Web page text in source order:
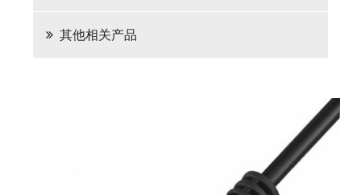
其他相关产品